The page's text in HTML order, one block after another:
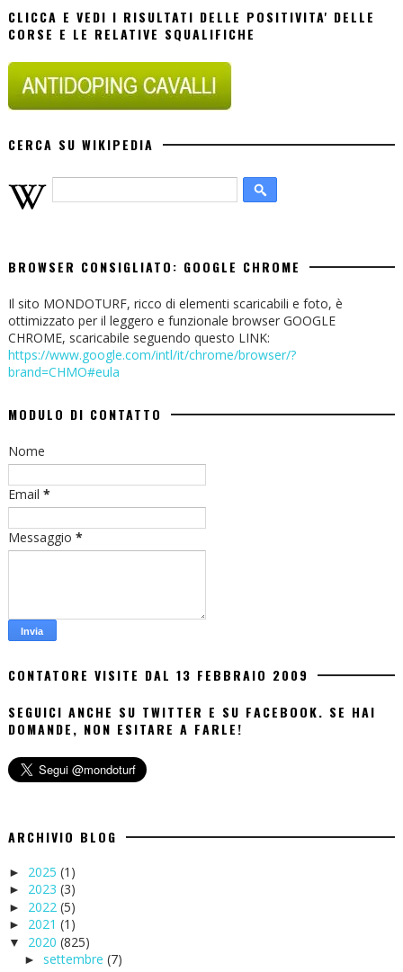
CLICCA E VEDI I RISULTATI DELLE POSITIVITA' DELLE
CORSE E LE RELATIVE SQUALIFICHE
CERCA SU WIKIPEDIA
BROWSER CONSIGLIATO: GOOGLE CHROME
Il sito MONDOTURF, ricco di elementi scaricabili e foto, è
ottimizzato per il leggero e funzionale browser GOOGLE
CHROME, scaricabile seguendo questo LINK:
https://www.google.com/intl/it/chrome/browser/?
brand=CHMO#eula
MODULO DI CONTATTO
Nome
Email *
Messaggio *
CONTATORE VISITE DAL 13 FEBBRAIO 2009
SEGUICI ANCHE SU TWITTER E SU FACEBOOK. SE HAI
DOMANDE, NON ESITARE A FARLE!
ARCHIVIO BLOG
► 2025 (1)
► 2023 (3)
► 2022 (5)
► 2021 (1)
▼ 2020 (825)
► settembre (7)